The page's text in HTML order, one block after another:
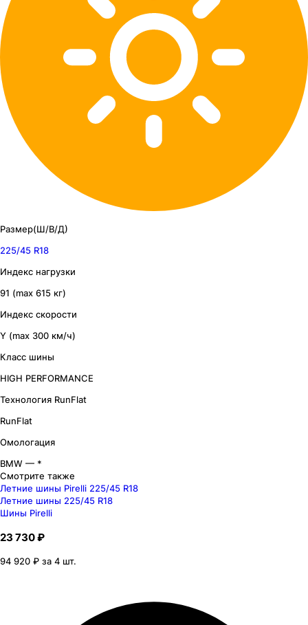
Размер(Ш/В/Д)
225/45 R18
Индекс нагрузки
91 (max 615 кг)
Индекс скорости
Y (max 300 км/ч)
Класс шины
HIGH PERFORMANCE
Технология RunFlat
RunFlat
Омологация
BMW — *
Смотрите также
Летние шины Pirelli 225/45 R18
Летние шины 225/45 R18
Шины Pirelli
23 730 ₽
94 920 ₽ за 4 шт.